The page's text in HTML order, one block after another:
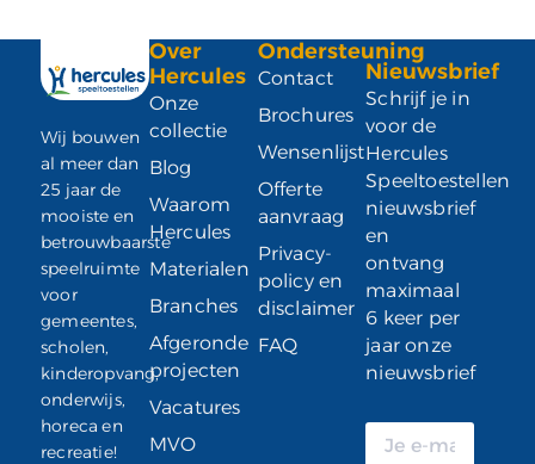
Wij bouwen
al meer dan
25 jaar de
mooiste en
betrouwbaarste
speelruimte
voor
gemeentes,
scholen,
kinderopvang,
onderwijs,
horeca en
recreatie!
Over
Hercules
Onze
collectie
Blog
Waarom
Hercules
Materialen
Branches
Afgeronde
projecten
Vacatures
MVO
Ondersteuning
Contact
Brochures
Wensenlijst
Offerte
aanvraag
Privacy-
policy en
disclaimer
FAQ
Nieuwsbrief
Schrijf je in
voor de
Hercules
Speeltoestellen
nieuwsbrief
en
ontvang
maximaal
6 keer per
jaar onze
nieuwsbrief